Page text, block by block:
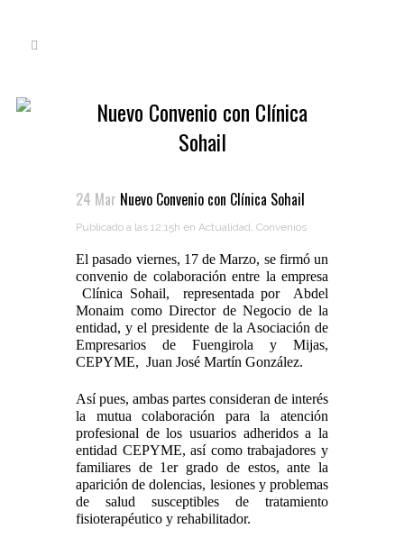
Nuevo Convenio con Clínica
Sohail
24 Mar Nuevo Convenio con Clínica Sohail
Publicado a las 12:15h en Actualidad, Convenios
El pasado viernes, 17 de Marzo, se firmó un
convenio de colaboración entre la empresa
Clínica Sohail, representada por Abdel
Monaim como Director de Negocio de la
entidad, y el presidente de la Asociación de
Empresarios de Fuengirola y Mijas,
CEPYME, Juan José Martín González.
Así pues, ambas partes consideran de interés
la mutua colaboración para la atención
profesional de los usuarios adheridos a la
entidad CEPYME, así como trabajadores y
familiares de 1er grado de estos, ante la
aparición de dolencias, lesiones y problemas
de salud susceptibles de tratamiento
fisioterapéutico y rehabilitador.